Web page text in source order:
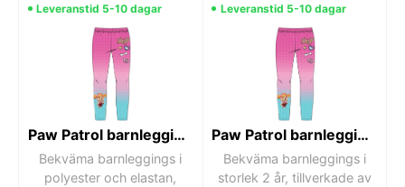
Leveranstid 5-10 dagar
Paw Patrol barnleggings 7 år
Bekväma barnleggings i
polyester och elastan,
Leveranstid 5-10 dagar
Paw Patrol barnleggings 2 år
Bekväma barnleggings i
storlek 2 år, tillverkade av